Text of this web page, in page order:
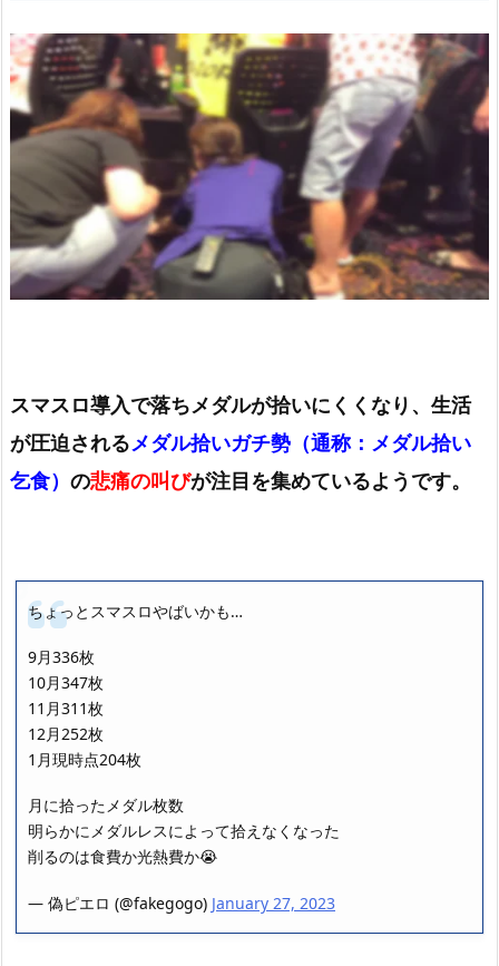
スマスロ導入で落ちメダルが拾いにくくなり、生活
が圧迫されるメダル拾いガチ勢（通称：メダル拾い
乞食） の悲痛の叫びが注目を集めているようです。
ちょっとスマスロやばいかも…
9月336枚
10月347枚
11月311枚
12月252枚
1月現時点204枚
月に拾ったメダル枚数
明らかにメダルレスによって拾えなくなった
削るのは食費か光熱費か😭
— 偽ピエロ (@fakegogo) January 27, 2023